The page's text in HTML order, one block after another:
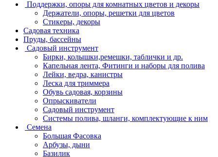
Поддержки, опоры для комнатных цветов и декоры
Держатели, опоры, решетки для цветов
Стикеры, декоры
Садовая техника
Пруды, бассейны
Садовый инструмент
Бирки, колышки,ремешки, таблички и др.
Капельная лента, Фитинги и наборы для полива
Лейки, ведра, канистры
Леска для триммера
Обувь садовая, корзины
Опрыскиватели
Садовый инструмент
Системы полива, шланги, комплектующие к ним
Семена
Большая Фасовка
Арбузы, дыни
Базилик